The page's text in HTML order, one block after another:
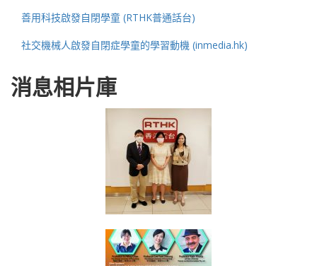
善用科技啟發自閉學童 (RTHK普通話台)
社交機械人啟發自閉症學童的學習動機 (inmedia.hk)
消息相片庫